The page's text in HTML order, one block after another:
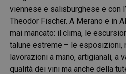
viennese e salisburghese e con
Theodor Fischer. A Merano e in
mai mancato: il clima, le
talune estreme – le esposizioni,
lavorazioni a mano, artigianali, a
qualità dei vini ma anche della